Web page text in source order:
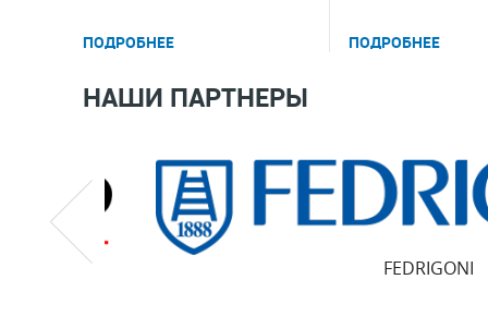
ПОДРОБНЕЕ ПОДРОБНЕЕ
НАШИ ПАРТНЕРЫ
FEDRIGONI